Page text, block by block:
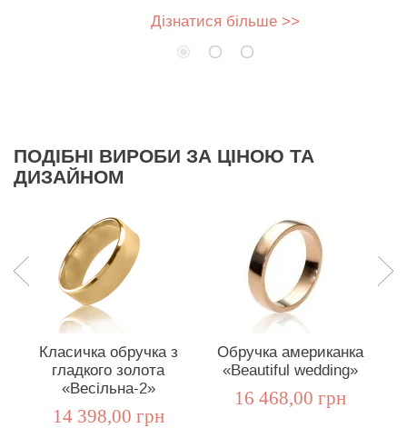
Дізнатися більше >>
ПОДІБНІ ВИРОБИ ЗА ЦІНОЮ ТА
ДИЗАЙНОМ
Класичка обручка з
гладкого золота
«Весільна-2»
14 398,00 грн
Обручка американка
«Beautiful wedding»
16 468,00 грн